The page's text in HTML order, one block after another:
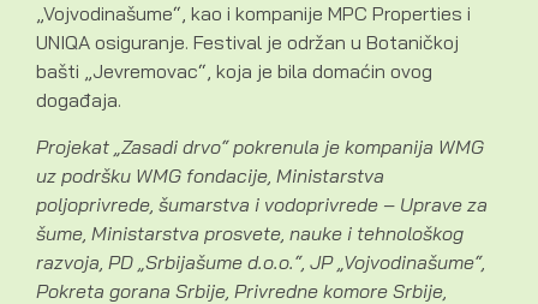
„Vojvodinašume“, kao i kompanije MPC Properties i
UNIQA osiguranje. Festival je održan u Botaničkoj
bašti „Jevremovac“, koja je bila domaćin ovog
događaja.
Projekat „Zasadi drvo“ pokrenula je kompanija WMG
uz podršku WMG fondacije, Ministarstva
poljoprivrede, šumarstva i vodoprivrede – Uprave za
šume, Ministarstva prosvete, nauke i tehnološkog
razvoja, PD „Srbijašume d.o.o.“, JP „Vojvodinašume“,
Pokreta gorana Srbije, Privredne komore Srbije,